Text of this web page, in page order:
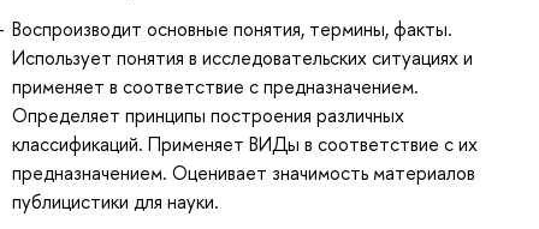
Воспроизводит основные понятия, термины, факты.
Использует понятия в исследовательских ситуациях и
применяет в соответствие с предназначением.
Определяет принципы построения различных
классификаций. Применяет ВИДы в соответствие с их
предназначением. Оценивает значимость материалов
публицистики для науки.